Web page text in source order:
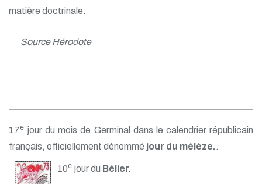
matière doctrinale.
Source Hérodote
17e jour du mois de Germinal dans le calendrier républicain
français, officiellement dénommé jour du mélèze..
10ejour du Bélier.